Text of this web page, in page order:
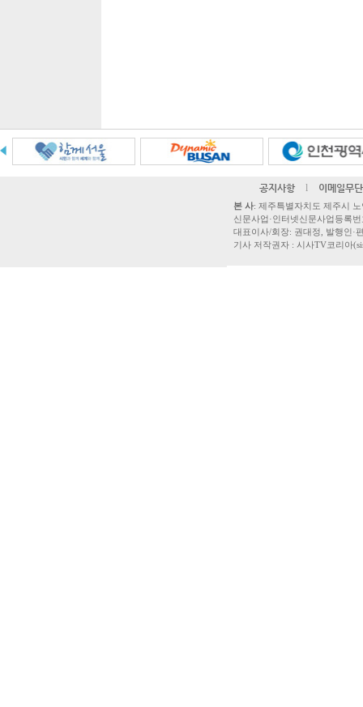
공지사항 l 이메일무
본 사: 제주특별자치도 제주시
신문사업·인터넷신문사업등록
대표이사/회장: 권대정, 발행인·
기사 저작권자 : 시사TV코리아